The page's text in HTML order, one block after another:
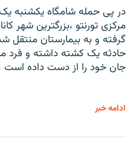
در پی حمله شامگاه یکشنبه
گرفته و به بیمارستان منتقل
حادثه یک کشته داشته و فرد
جان خود را از دست داده است
ادامه خبر